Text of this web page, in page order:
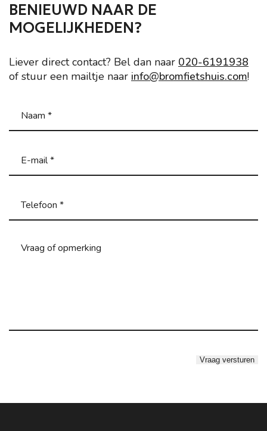
BENIEUWD NAAR DE
MOGELIJKHEDEN?
Liever direct contact? Bel dan naar 020-6191938
of stuur een mailtje naar info@bromfietshuis.com!